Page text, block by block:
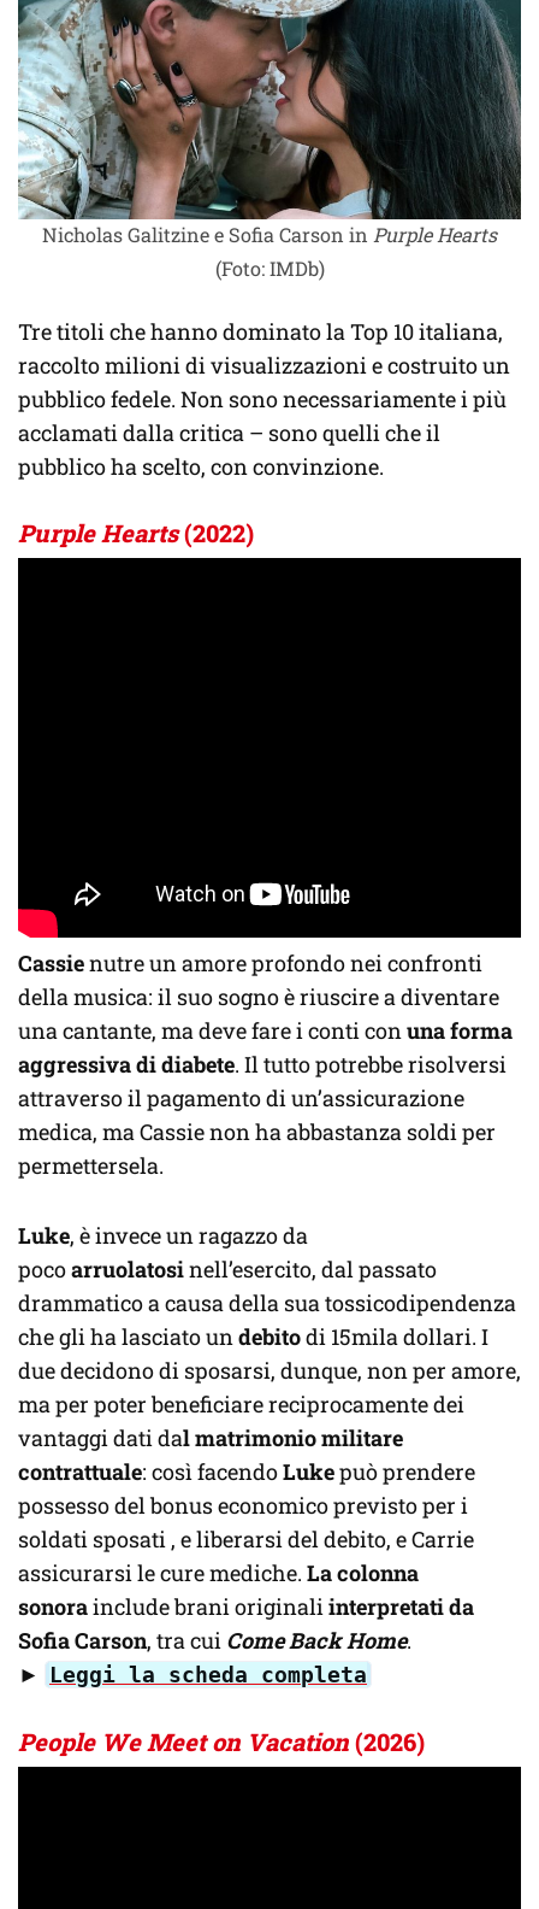
Nicholas Galitzine e Sofia Carson in Purple Hearts
(Foto: IMDb)
Tre titoli che hanno dominato la Top 10 italiana,
raccolto milioni di visualizzazioni e costruito un
pubblico fedele. Non sono necessariamente i più
acclamati dalla critica – sono quelli che il
pubblico ha scelto, con convinzione.
Purple Hearts(2022)
Cassienutre un amore profondo nei confronti
della musica: il suo sogno è riuscire a diventare
una cantante, ma deve fare i conti conuna forma
aggressiva di diabete. Il tutto potrebbe risolversi
attraverso il pagamento di un’assicurazione
medica, ma Cassie non ha abbastanza soldi per
permettersela.
Luke, è invece un ragazzo da
pocoarruolatosinell’esercito, dal passato
drammatico a causa della sua tossicodipendenza
che gli ha lasciato undebitodi 15mila dollari. I
due decidono di sposarsi, dunque, non per amore,
ma per poter beneficiare reciprocamente dei
vantaggi dati dal matrimonio militare
contrattuale: così facendoLukepuò prendere
possesso del bonus economico previsto per i
soldati sposati , e liberarsi del debito, e Carrie
assicurarsi le cure mediche. La colonna
sonorainclude brani originaliinterpretati da
Sofia Carson, tra cui Come Back Home.
►
Leggi la scheda completa
People We Meet on Vacation(2026)